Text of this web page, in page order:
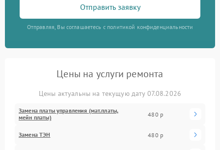
Отправить заявку
Отправляя, Вы соглашаетесь с политикой конфиденциальности
Цены на услуги ремонта
Цены актуальны на текущую дату 07.08.2026
Замена платы управления (мат.платы,
мейн платы)
480 р
Замена ТЭН 480 р